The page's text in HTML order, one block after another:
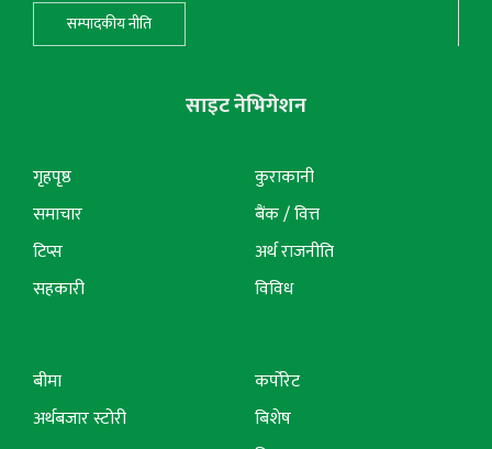
सम्पादकीय नीति
साइट नेभिगेशन
गृहपृष्ठ
समाचार
टिप्स
सहकारी
कुराकानी
बैंक / वित्त
अर्थ राजनीति
विविध
बीमा
अर्थबजार स्टोरी
कर्पोरेट
बिशेष